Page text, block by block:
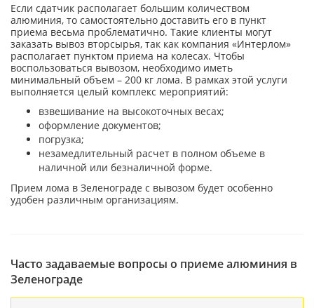
Если сдатчик располагает большим количеством
алюминия, то самостоятельно доставить его в пункт
приема весьма проблематично. Такие клиенты могут
заказать вывоз вторсырья, так как компания «Интерлом»
располагает пунктом приема на колесах. Чтобы
воспользоваться вывозом, необходимо иметь
минимальный объем – 200 кг лома. В рамках этой услуги
выполняется целый комплекс мероприятий:
взвешивание на высокоточных весах;
оформление документов;
погрузка;
незамедлительный расчет в полном объеме в
наличной или безналичной форме.
Прием лома в Зеленограде с вывозом будет особенно
удобен различным организациям.
Часто задаваемые вопросы о приеме алюминия в
Зеленограде